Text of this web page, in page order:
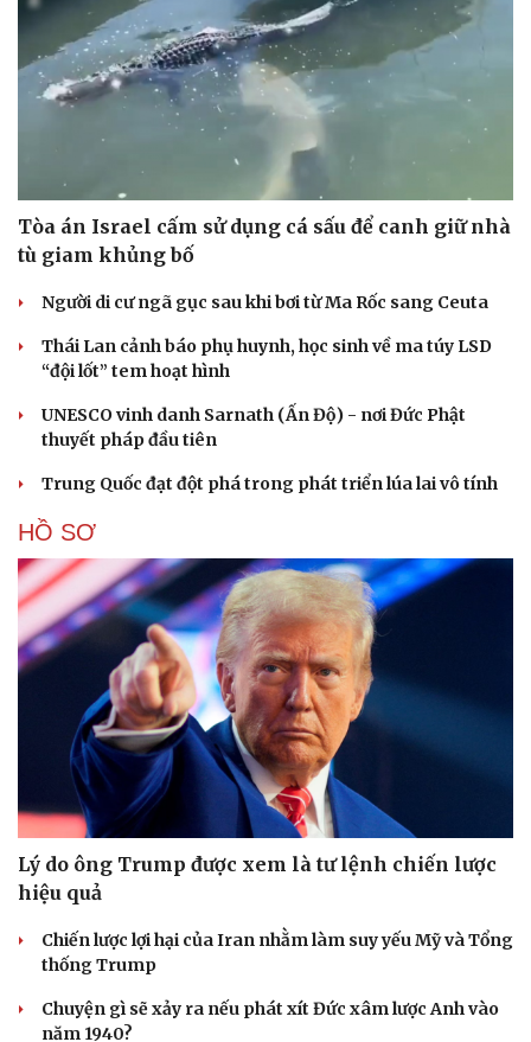
Tòa án Israel cấm sử dụng cá sấu để canh giữ nhà
tù giam khủng bố
Người di cư ngã gục sau khi bơi từ Ma Rốc sang Ceuta
Thái Lan cảnh báo phụ huynh, học sinh về ma túy LSD
“đội lốt” tem hoạt hình
UNESCO vinh danh Sarnath (Ấn Độ) - nơi Đức Phật
thuyết pháp đầu tiên
Trung Quốc đạt đột phá trong phát triển lúa lai vô tính
HỒ SƠ
Lý do ông Trump được xem là tư lệnh chiến lược
hiệu quả
Chiến lược lợi hại của Iran nhằm làm suy yếu Mỹ và Tổng
thống Trump
Chuyện gì sẽ xảy ra nếu phát xít Đức xâm lược Anh vào
năm 1940?